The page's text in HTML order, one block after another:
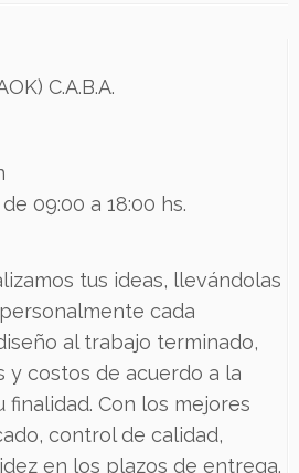
C.A.B.A.
09:00 a 18:00 hs.
tus ideas, llevándolas
cada
al trabajo terminado,
y costos de acuerdo a la
finalidad. Con los mejores
control de calidad,
en los plazos de entrega.